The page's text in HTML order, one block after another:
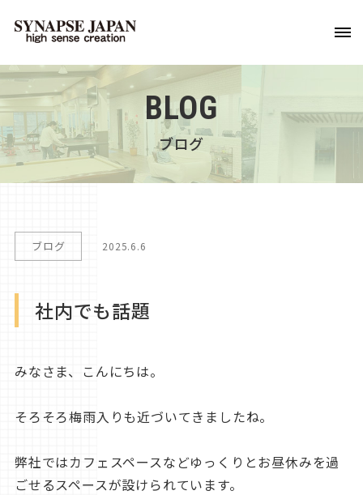
BLOG
ブログ
ブログ 2025.6.6
社内でも話題
みなさま、こんにちは。
そろそろ梅雨入りも近づいてきましたね。
弊社ではカフェスペースなどゆっくりとお昼休みを過
ごせるスペースが設けられています。